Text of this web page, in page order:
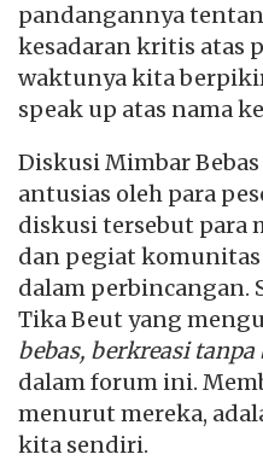
pandangannya
kesadaran kritis atas
waktunya kita
speak up atas nama
Diskusi Mimbar
antusias oleh para
diskusi tersebut para
dan pegiat
dalam perbincangan.
Tika Beut yang
bebas, berkreasi tanpa
dalam forum ini.
menurut mereka,
kita sendiri.